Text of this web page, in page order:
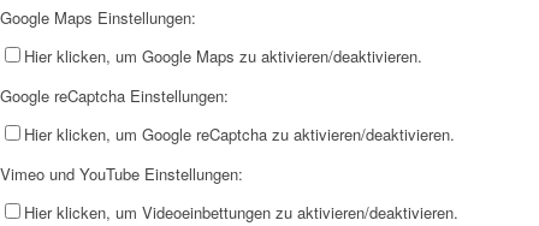
Google Maps Einstellungen:
Hier klicken, um Google Maps zu aktivieren/deaktivieren.
Google reCaptcha Einstellungen:
Hier klicken, um Google reCaptcha zu aktivieren/deaktivieren.
Vimeo und YouTube Einstellungen:
Hier klicken, um Videoeinbettungen zu aktivieren/deaktivieren.